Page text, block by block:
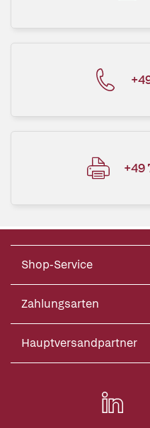
+49
Shop-Service
Zahlungsarten
Hauptversandpartner